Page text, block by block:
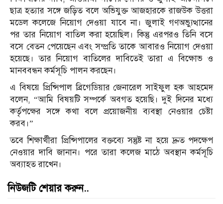
ছাত্র হত্যার সঙ্গে জড়িত বলে অভিযুক্ত আজহারকে রাজউক উত্তরা
মডেল কলেজে নিয়োগ দেওয়া যাবে না। জুলাই গণঅভ্যুত্থানের
পর তার নিয়োগ বাতিল করা হয়েছিল। কিন্তু এরপরও তিনি বসে
বসে বেতন পেয়েছেন এবং সম্প্রতি তাকে আবারও নিয়োগ দেওয়া
হয়েছে। তার নিয়োগ বাতিলের দাবিতেই তারা এ বিক্ষোভ ও
মানববন্ধন কর্মসূচি পালন করছেন।
এ বিষয়ে প্রিন্সিপাল ব্রিগেডিয়ার জেনারেল সাইফুল হক আহমেদ
বলেন, “আমি বিষয়টি সম্পর্কে অবগত হয়েছি। দুই দিনের মধ্যে
কর্তৃপক্ষের সঙ্গে কথা বলে প্রয়োজনীয় ব্যবস্থা নেওয়ার চেষ্টা
করব।”
তবে শিক্ষার্থীরা প্রিন্সিপালের বক্তব্যে সন্তুষ্ট না হয়ে দ্রুত পদক্ষেপ
নেওয়ার দাবি জানান। পরে তারা কলেজ মাঠে অবস্থান কর্মসূচি
অব্যাহত রাখেন।
নিউজটি শেয়ার করুন..